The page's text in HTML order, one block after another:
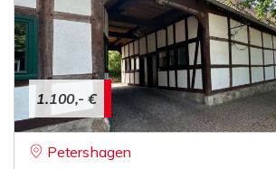
1.100,- €
Petershagen